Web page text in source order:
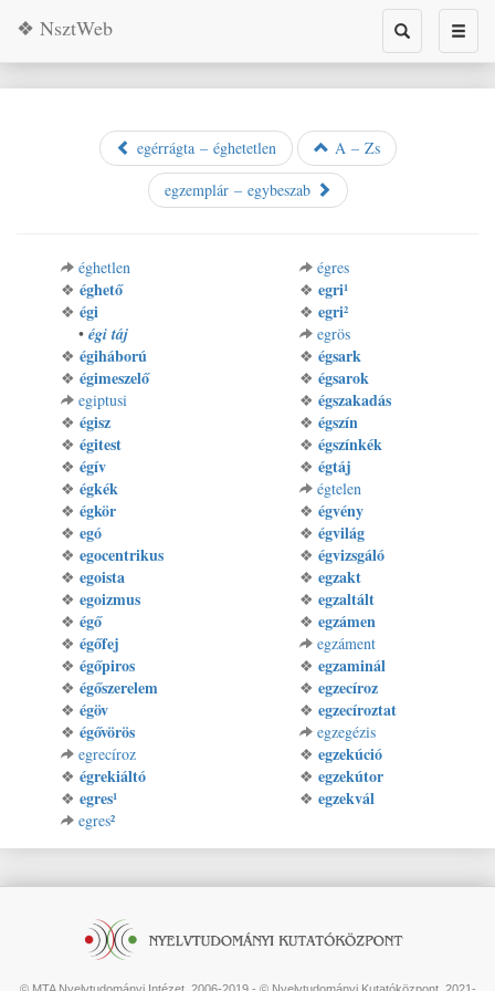
Toggle
search
❖ NsztWeb
egérrágta – éghetetlen
A – Zs
egzemplár – egybeszab
éghetlen
❖ éghető
❖ égi
• égi táj
❖ égiháború
❖ égimeszelő
egiptusi
❖ égisz
❖ égitest
❖ égív
❖ égkék
❖ égkör
❖ egó
❖ egocentrikus
❖ egoista
❖ egoizmus
❖ égő
❖ égőfej
❖ égőpiros
❖ égőszerelem
❖ égöv
❖ égővörös
egrecíroz
❖ égrekiáltó
❖ egres¹
egres²
égres
❖ egri¹
❖ egri²
egrös
❖ égsark
❖ égsarok
❖ égszakadás
❖ égszín
❖ égszínkék
❖ égtáj
égtelen
❖ égvény
❖ égvilág
❖ égvizsgáló
❖ egzakt
❖ egzaltált
❖ egzámen
egzáment
❖ egzaminál
❖ egzecíroz
❖ egzecíroztat
egzegézis
❖ egzekúció
❖ egzekútor
❖ egzekvál